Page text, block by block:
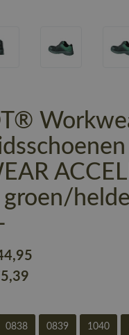
groen/
,95
,39
0838 0839 1040